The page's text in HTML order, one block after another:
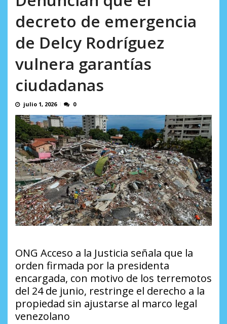
decreto de emergencia
de Delcy Rodríguez
vulnera garantías
ciudadanas
julio 1, 2026 0
ONG Acceso a la Justicia señala que la
orden firmada por la presidenta
encargada, con motivo de los terremotos
del 24 de junio, restringe el derecho a la
propiedad sin ajustarse al marco legal
venezolano